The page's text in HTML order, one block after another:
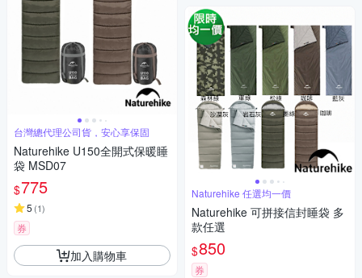
台灣總代理公司貨，安心享保固
Naturehike U150全開式保暖睡
袋 MSD07
$775
5 (1)
券
加入購物車
Naturehike 任選均一價
Naturehike 可拼接信封睡袋 多
款任選
$850
券